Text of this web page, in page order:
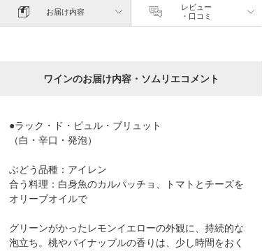
お届け内容
レビュー
・口コミ
ワインのお届け内容・ソムリエコメント
●ラック・ド・ピュル・ブリュット
（白・辛口・発泡）
ぶどう品種：アイレン
合う料理：白身魚のカルパッチョ、トマトとチーズを
オリーブオイルで
グリーンがかったレモンイエローの外観に、持続的な
泡立ち。桃やパイナップルの香りは、少し時間をおく